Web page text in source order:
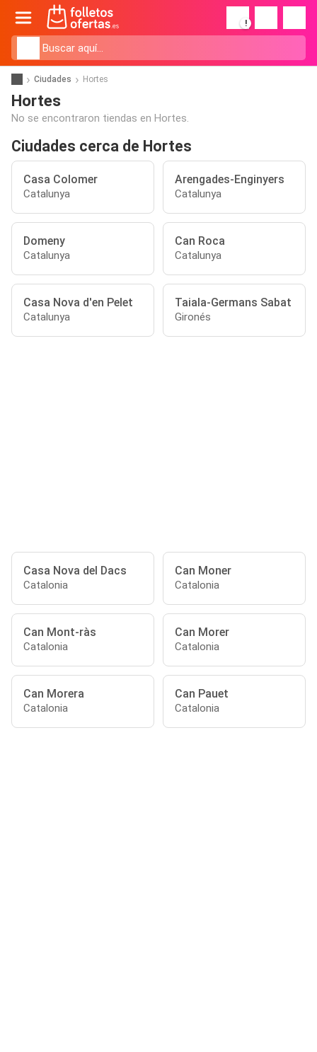
!
Ciudades Hortes
Hortes
No se encontraron tiendas en Hortes.
Ciudades cerca de Hortes
Casa Colomer
Catalunya
Arengades-Enginyers
Catalunya
Domeny
Catalunya
Can Roca
Catalunya
Casa Nova d'en Pelet
Catalunya
Taiala-Germans Sabat
Gironés
Casa Nova del Dacs
Catalonia
Can Moner
Catalonia
Can Mont-ràs
Catalonia
Can Morer
Catalonia
Can Morera
Catalonia
Can Pauet
Catalonia